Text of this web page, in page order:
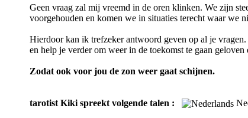
Geen vraag zal mij vreemd in de oren klinken. We zijn
voorgehouden en komen we in situaties terecht waar we
Hierdoor kan ik trefzeker antwoord geven op al je
en help je verder om weer in de toekomst te gaan geloven
Zodat ook voor jou de zon weer gaat schijnen.
tarotist Kiki spreekt volgende talen :